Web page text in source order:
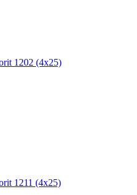
1202 (4x25)
1211 (4x25)